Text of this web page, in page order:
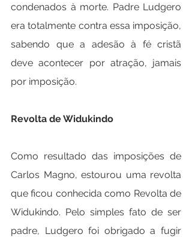
condenados à morte. Padre Ludgero
era totalmente contra essa imposição,
sabendo que a adesão à fé cristã
deve acontecer por atração, jamais
por imposição.
Revolta de Widukindo
Como resultado das imposições de
Carlos Magno, estourou uma revolta
que ficou conhecida como Revolta de
Widukindo. Pelo simples fato de ser
padre, Ludgero foi obrigado a fugir